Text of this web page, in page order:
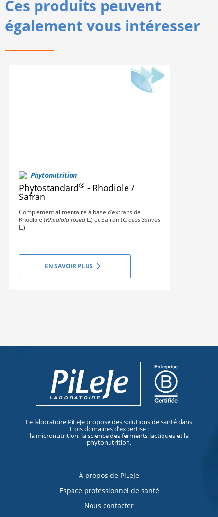
Ces produits peuvent
également vous intéresser
Phytonutrition
Phytostandard® - Rhodiole /
Safran
Complément alimentaire à base d’extraits de
Rhodiole (Rhodiola roseaL.) et Safran (Crocus Sativus
L.)
EN SAVOIR PLUS
Le laboratoire PiLeJe propose des solutions de santé dans
trois domaines d’expertise :
la micronutrition, la science des ferments lactiques et la
phytonutrition.
À propos de PiLeJe
Espace professionnel de santé
Nous contacter